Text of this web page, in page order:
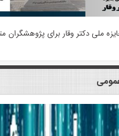
ملی دکتر وقار برای پژوهشگران